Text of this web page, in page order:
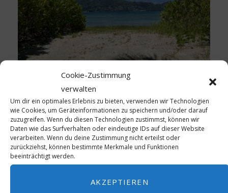
Cookie-Zustimmung
verwalten
Um dir ein optimales Erlebnis zu bieten, verwenden wir Technologien
wie Cookies, um Geräteinformationen zu speichern und/oder darauf
zuzugreifen. Wenn du diesen Technologien zustimmst, können wir
Daten wie das Surfverhalten oder eindeutige IDs auf dieser Website
verarbeiten. Wenn du deine Zustimmung nicht erteilst oder
zurückziehst, können bestimmte Merkmale und Funktionen
beeinträchtigt werden.
AKZEPTIEREN